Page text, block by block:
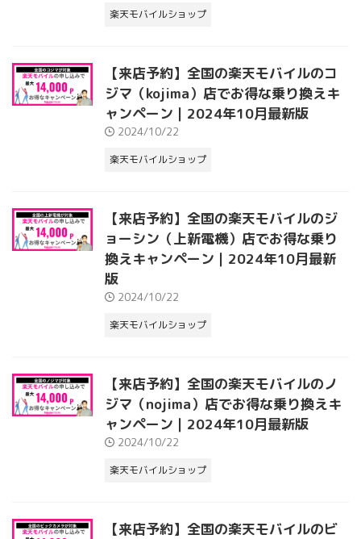
楽天モバイルショップ
【来店予約】全国の楽天モバイルのコ
ジマ（kojima）店でお得な乗り換えキ
ャンペーン｜2024年10月最新版
2024/10/22
楽天モバイルショップ
【来店予約】全国の楽天モバイルのジ
ョーシン（上新電機）店でお得な乗り
換えキャンペーン｜2024年10月最新
版
2024/10/22
楽天モバイルショップ
【来店予約】全国の楽天モバイルのノ
ジマ（nojima）店でお得な乗り換えキ
ャンペーン｜2024年10月最新版
2024/10/22
楽天モバイルショップ
【来店予約】全国の楽天モバイルのビ